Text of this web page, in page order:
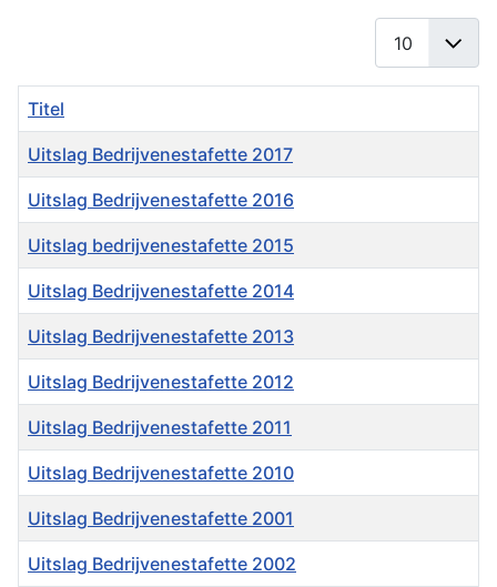
Titel
Uitslag Bedrijvenestafette 2017
Uitslag Bedrijvenestafette 2016
Uitslag bedrijvenestafette 2015
Uitslag Bedrijvenestafette 2014
Uitslag Bedrijvenestafette 2013
Uitslag Bedrijvenestafette 2012
Uitslag Bedrijvenestafette 2011
Uitslag Bedrijvenestafette 2010
Uitslag Bedrijvenestafette 2001
Uitslag Bedrijvenestafette 2002